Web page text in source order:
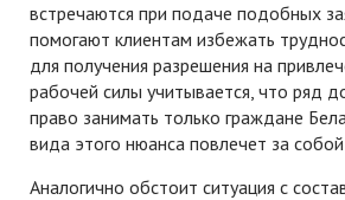
встречаются при подаче подобных
помогают клиентам избежать
для получения разрешения на
рабочей силы учитывается, что ряд
право занимать только граждане
вида этого нюанса повлечет за собой
Аналогично обстоит ситуация с